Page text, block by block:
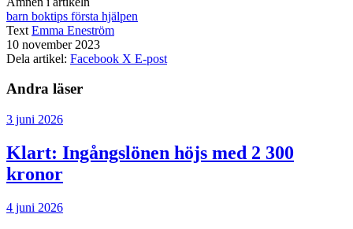
barn boktips första hjälpen
Text Emma Eneström
10 november 2023
Dela artikel: Facebook X E-post
Andra läser
3 juni 2026
Klart: Ingångslönen höjs med 2 300
kronor
4 juni 2026